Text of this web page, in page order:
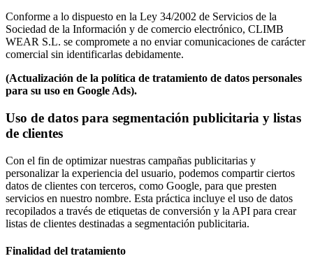
Conforme a lo dispuesto en la Ley 34/2002 de Servicios de la
Sociedad de la Información y de comercio electrónico, CLIMB
WEAR S.L. se compromete a no enviar comunicaciones de carácter
comercial sin identificarlas debidamente.
(Actualización de la política de tratamiento de datos personales
para su uso en Google Ads).
Uso de datos para segmentación publicitaria y listas
de clientes
Con el fin de optimizar nuestras campañas publicitarias y
personalizar la experiencia del usuario, podemos compartir ciertos
datos de clientes con terceros, como Google, para que presten
servicios en nuestro nombre. Esta práctica incluye el uso de datos
recopilados a través de etiquetas de conversión y la API para crear
listas de clientes destinadas a segmentación publicitaria.
Finalidad del tratamiento